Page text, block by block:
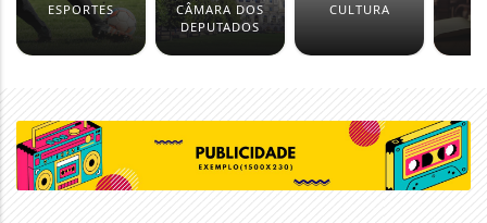
ESPORTES
CÂMARA DOS
DEPUTADOS
CULTURA